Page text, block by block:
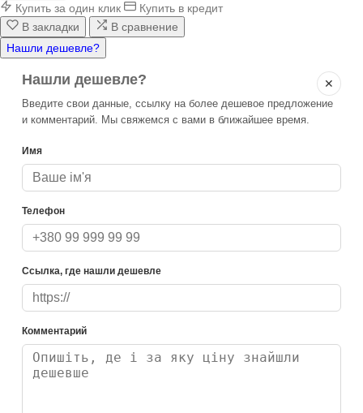
Купить за один клик
Купить в кредит
В закладки
В сравнение
Нашли дешевле?
✕
Нашли дешевле?
Введите свои данные, ссылку на более дешевое предложение
и комментарий. Мы свяжемся с вами в ближайшее время.
Имя
Телефон
Ссылка, где нашли дешевле
Комментарий